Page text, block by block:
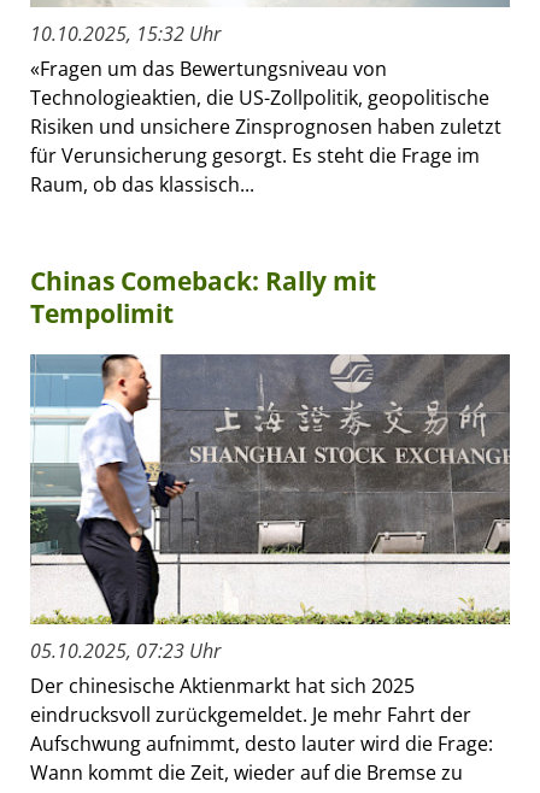
10.10.2025, 15:32 Uhr
«Fragen um das Bewertungsniveau von
Technologieaktien, die US-Zollpolitik, geopolitische
Risiken und unsichere Zinsprognosen haben zuletzt
für Verunsicherung gesorgt. Es steht die Frage im
Raum, ob das klassisch...
Chinas Comeback: Rally mit
Tempolimit
05.10.2025, 07:23 Uhr
Der chinesische Aktienmarkt hat sich 2025
eindrucksvoll zurückgemeldet. Je mehr Fahrt der
Aufschwung aufnimmt, desto lauter wird die Frage:
Wann kommt die Zeit, wieder auf die Bremse zu